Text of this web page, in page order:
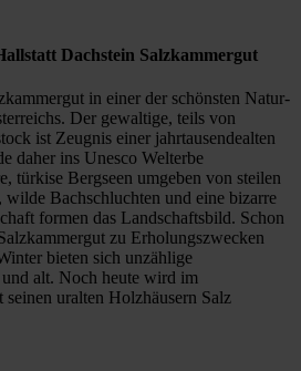
Dachstein Salzkammergut
in einer der schönsten Natur-
Der gewaltige, teils von
ist Zeugnis einer jahrtausendealten
daher ins Unesco Welterbe
türkise Bergseen umgeben von steilen
Bachschluchten und eine bizarre
formen das Landschaftsbild. Schon
zu Erholungszwecken
bieten sich unzählige
alt. Noch heute wird im
uralten Holzhäusern Salz